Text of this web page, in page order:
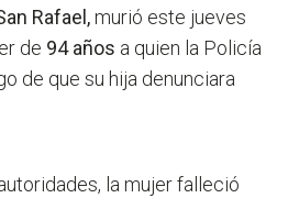
Rafael,murió este jueves
de 94 años a quien la Policía
de que su hija denunciara
la mujer falleció